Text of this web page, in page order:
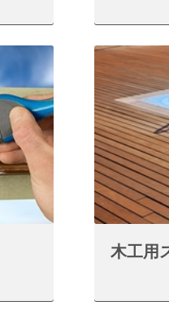
木工用